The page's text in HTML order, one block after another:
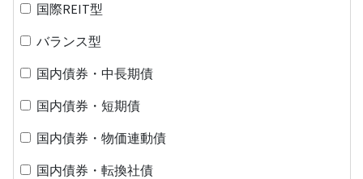
国際REIT型
バランス型
国内債券・中長期債
国内債券・短期債
国内債券・物価連動債
国内債券・転換社債